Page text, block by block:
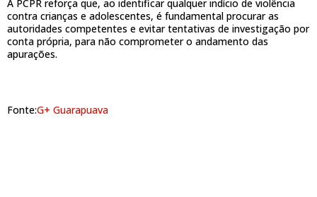
A PCPR reforça que, ao identificar qualquer indício de violência
contra crianças e adolescentes, é fundamental procurar as
autoridades competentes e evitar tentativas de investigação por
conta própria, para não comprometer o andamento das
apurações.
Fonte:G+ Guarapuava